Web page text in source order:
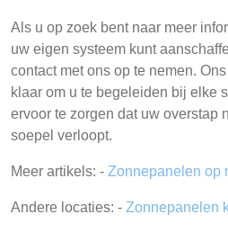
Als u op zoek bent naar meer
uw eigen systeem kunt
contact met ons op te nemen.
klaar om u te begeleiden bij elke
ervoor te zorgen dat uw overstap
soepel verloopt.
Meer artikels: - Zonnepanelen op
Andere locaties: - Zonnepanelen